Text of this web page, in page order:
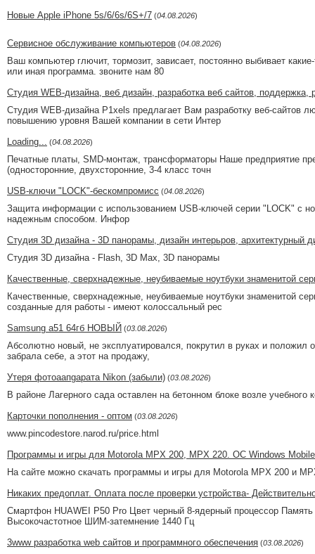
Новые Apple iPhone 5s/6/6s/6S+/7 (04.08.2026)
Сервисное обслуживание компьютеров (04.08.2026)
Ваш компьютер глючит, тормозит, зависает, постоянно выбивает
или иная программа. звоните нам 80
Студия WEB-дизайна, веб дизайн, разработка веб сайтов, поддержка,
Студия WEB-дизайна P1xels предлагает Вам разработку веб-сайтов
повышению уровня Вашей компании в сети Интер
Loading... (04.08.2026)
Печатные платы, SMD-монтаж, трансформаторы Наше предприятие
(односторонние, двухсторонние, 3-4 класс точн
USB-ключи "LOCK"-бескомпромисс (04.08.2026)
Защита информации с использованием USB-ключей серии "LOCK" с
надежным способом. Инфор
Студия 3D дизайна - 3D панорамы, дизайн интерьров, архитектурный
Студия 3D дизайна - Flash, 3D Max, 3D панорамы
Качественные, сверхнадежные, неубиваемые ноутбуки знаменитой
Качественные, сверхнадежные, неубиваемые ноутбуки знаменитой
созданные для работы - имеют колоссальный рес
Samsung a51 64гб НОВЫЙ (03.08.2026)
Абсолютно новый, не эксплуатировался, покрутил в руках и
забрала себе, а этот на продажу,
Утеря фотоаапgарата Nikon (забыли) (03.08.2026)
В районе Лагерного сада оставлен на бетонном блоке возле
Карточки пополнения - оптом (03.08.2026)
www.pincodestore.narod.ru/price.html
Программы и игры для Motorola MPX 200, MPX 220. ОС Windows
На сайте можно скачать программы и игры для Motorola MPX 200 и
Никаких предоплат. Оплата после проверки устройства-
Смартфон HUAWEI P50 Pro Цвет черный 8-ядерный процессор
Высокочастотное ШИМ-затемнение 1440 Гц
3www разработка web сайтов и программного обеспечения (03.08.2026)